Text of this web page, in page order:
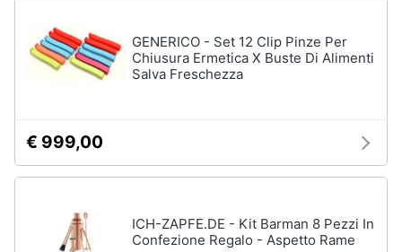
GENERICO - Set 12 Clip Pinze Per
Chiusura Ermetica X Buste Di Alimenti
Salva Freschezza
€ 999,00
ICH-ZAPFE.DE - Kit Barman 8 Pezzi In
Confezione Regalo - Aspetto Rame